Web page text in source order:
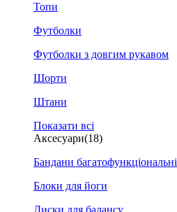
Топи
Футболки
Футболки з довгим рукавом
Шорти
Штани
Показати всі
Аксесуари(18)
Бандани багатофункціональні
Блоки для йоги
Диски для балансу